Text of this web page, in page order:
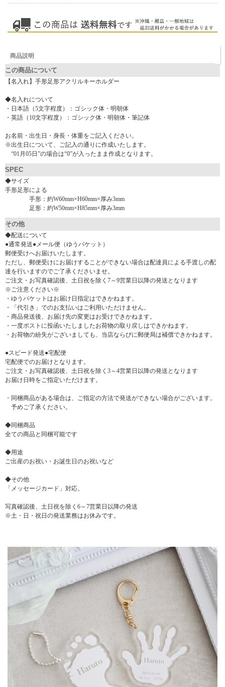
商品説明
この商品について
【名入れ】手形足形アクリルキーホルダー
◆名入れについて
・日本語（5文字程度）：ゴシック体・明朝体
・英語（10文字程度）：ゴシック体・明朝体・筆記体
お名前・出生日・身長・体重をご記入ください。
※出生日について、ご記入の通りに作成いたします。
“01月05日”の場合は“0”が入ったまま作成となります。
SPEC
◆サイズ
手形足形による
手形：約W60mm×H60mm×厚み3mm
足形：約W50mm×H85mm×厚み3mm
その他
◆配送について
●通常発送●メール便（ゆうパケット）
郵便受けへお届けいたします。
ただし、郵便受けにお届けすることができない場合は配達員による手渡しの配
達を行いますのでご了承くださいませ。
ご注文・お写真確認後、土日祝を除く7～9営業日以降の発送となります
※ご注意ください※
・ゆうパケットはお届け日指定はできかねます。
・「代引き」でのお支払いはご利用いただけません。
・商品発送後、お届け先の変更はお受けできかねます。
・一度ポストに投函いたしましたお荷物の取り戻しはできかねます。
・お荷物の紛失がございましても、当店ならびに郵便局は補償できかねます。
●スピード発送●宅配便
宅配便でのお届けとなります。
ご注文・お写真確認後、土日祝を除く3～4営業日以降の発送となります
お届け日時をご指定いただけます。
・同梱商品がある場合は、ご指定の方法で発送ができない場合がございます。
予めご了承ください。
◆同梱商品
全ての商品と同梱可能です
◆用途
ご出産のお祝い・お誕生日のお祝いなど
◆その他
「メッセージカード」対応。
写真確認後、土日祝を除く6～7営業日以降の発送
※土・日・祝日の発送業務はお休みです。